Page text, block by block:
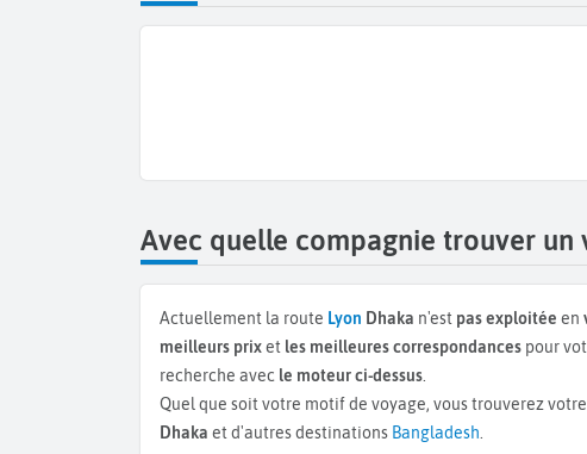
Avec quelle compagnie trouver un
Actuellement la route Lyon Dhaka n'est pas exploitée en
meilleurs prixet les meilleures correspondances pour
recherche avec le moteur ci-dessus
Quel que soit votre motif de voyage, vous trouverez
Dhaka et d'autres destinations Bangladesh